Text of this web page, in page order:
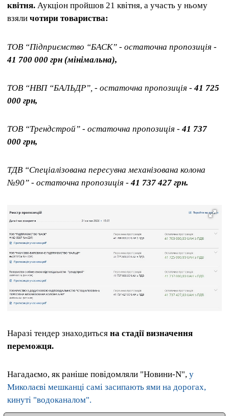
квітня. Аукціон пройшов 21 квітня, а участь у ньому
взяли чотири товариства:
ТОВ “Підприємство “БАСК” - остаточна пропозиція -
41 700 000 грн (мінімальна),
ТОВ “НВП “БАЛЬДР”, - остаточна пропозиція - 41 725
000 грн,
ТОВ “Трендстрой” - остаточна пропозиція - 41 737
000 грн,
ТДВ “Спеціалізована пересувна механізована колона
№90” - остаточна пропозиція -41 737 427 грн.
Наразі тендер знаходиться на стадії визначення
переможця.
Нагадаємо, як раніше повідомляли "Новини-N", у
Миколаєві мешканці самі засипають ями на дорогах,
кинуті "водоканалом".